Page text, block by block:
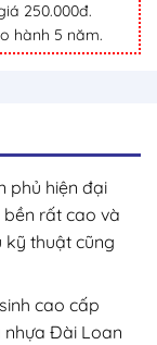
250.000đ.
hành 5 năm.
phủ hiện đại
rất cao và
kỹ thuật cũng
cao cấp
nhựa Đài Loan